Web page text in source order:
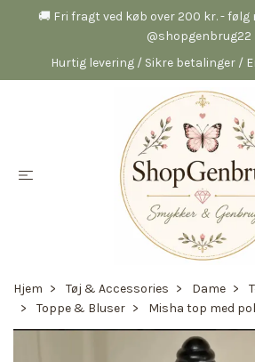
🚚 Fri fragt ved køb over 200 kr. -
@shopgenbrug22
Hurtig levering / Sikre betalinger /
Hjem Tøj & Accessories Dame
Toppe & Bluser
Misha top med